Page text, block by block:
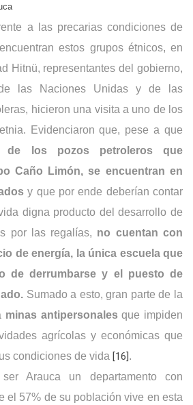
a las precarias condiciones de
estos grupos étnicos, en
Hitnü, representantes del gobierno,
las Naciones Unidas y de las
hicieron una visita a uno de los
Evidenciaron que, pese a que
de los pozos petroleros que
Caño Limón, se encuentran en
y que por ende deberían contar
digna producto del desarrollo de
por las regalías, no cuentan con
de energía, la única escuela que
de derrumbarse y el puesto de
Sumado a esto, gran parte de la
minas antipersonalesque impiden
agrícolas y económicas que
condiciones de vida [16].
Arauca un departamento con
el 57% de su población vive en esta